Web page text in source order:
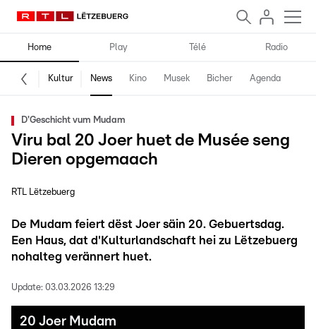
Home Play Télé Radio
Kultur News Kino Musek Bicher Agenda
D'Geschicht vum Mudam
Viru bal 20 Joer huet de Musée seng
Dieren opgemaach
RTL Lëtzebuerg
De Mudam feiert dëst Joer säin 20. Gebuertsdag.
Een Haus, dat d'Kulturlandschaft hei zu Lëtzebuerg
nohalteg verännert huet.
Update: 03.03.2026 13:29
20 Joer Mudam